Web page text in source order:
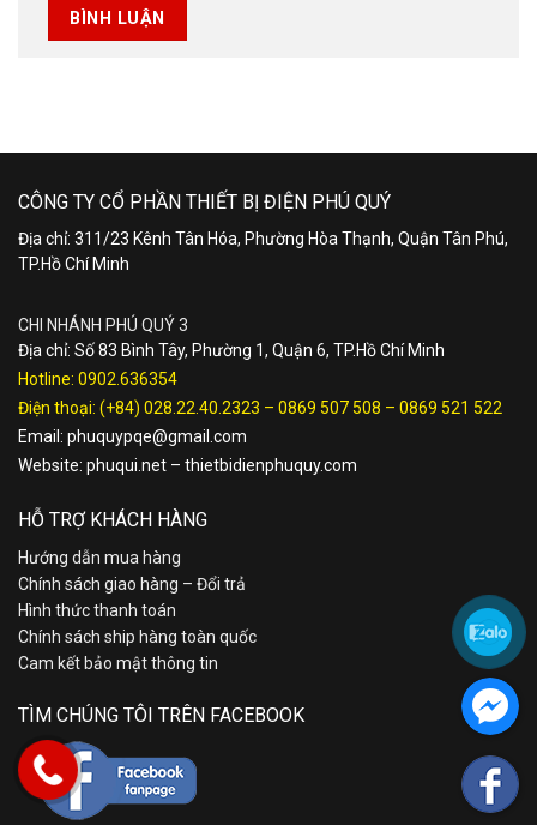
CÔNG TY CỔ PHẦN THIẾT BỊ ĐIỆN PHÚ QUÝ
Địa chỉ: 311/23 Kênh Tân Hóa, Phường Hòa Thạnh, Quận Tân Phú,
TP.Hồ Chí Minh
CHI NHÁNH PHÚ QUÝ 3
Địa chỉ: Số 83 Bình Tây, Phường 1, Quận 6, TP.Hồ Chí Minh
Hotline: 0902.636354
Điện thoại: (+84) 028.22.40.2323 – 0869 507 508 – 0869 521 522
Email: phuquypqe@gmail.com
Website: phuqui.net – thietbidienphuquy.com
HỖ TRỢ KHÁCH HÀNG
Hướng dẫn mua hàng
Chính sách giao hàng – Đổi trả
Hình thức thanh toán
Chính sách ship hàng toàn quốc
Cam kết bảo mật thông tin
TÌM CHÚNG TÔI TRÊN FACEBOOK